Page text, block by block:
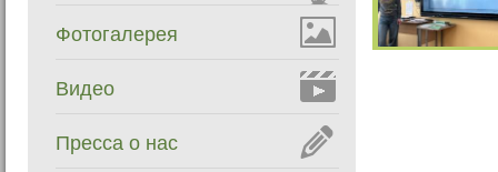
Фотогалерея
Видео
Пресса о нас